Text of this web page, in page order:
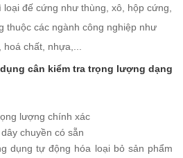
đế cứng như thùng, xô, hộp cứng,
thuộc các ngành công nghiệp như
hoá chất, nhựa,...
cân kiểm tra trọng lượng dạng
lượng chính xác
chuyền có sẵn
dụng tự động hóa loại bỏ sản phẩm